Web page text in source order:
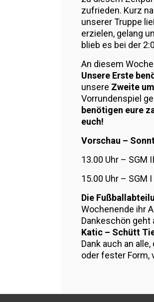
zufrieden. Kurz
unserer Truppe
erzielen, gelang
blieb es bei der
An diesem
Unsere Erste
unsere Zweite
Vorrundenspiel
benötigen eure
euch!
Vorschau –
13.00 Uhr – SGM
15.00 Uhr – SGM
Die
Wochenende ihr
Dankeschön geht
Katic – Schütt
Dank auch an
oder fester Form,